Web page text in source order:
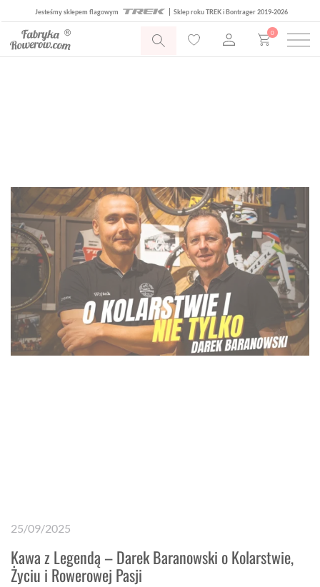
Jesteśmy sklepem flagowym Sklep roku TREK i Bontrager 2019-2026
0
25/09/2025
Kawa z Legendą – Darek Baranowski o Kolarstwie,
Życiu i Rowerowej Pasji